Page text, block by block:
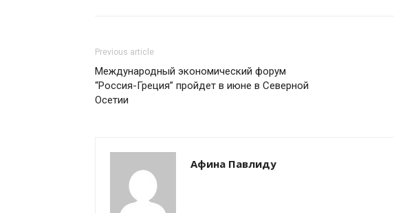
Previous article
Международный экономический форум
“Россия-Греция” пройдет в июне в Северной
Осетии
Афина Павлиду